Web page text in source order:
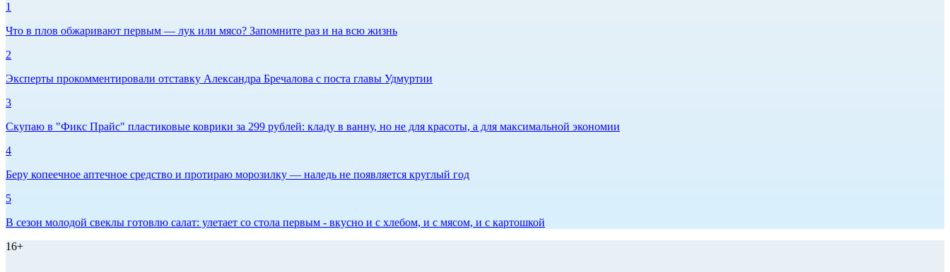
1
Что в плов обжаривают первым — лук или мясо? Запомните раз и на всю жизнь
2
Эксперты прокомментировали отставку Александра Бречалова с поста главы Удмуртии
3
Скупаю в "Фикс Прайс" пластиковые коврики за 299 рублей: кладу в ванну, но не для красоты, а для максимальной экономии
4
Беру копеечное аптечное средство и протираю морозилку — наледь не появляется круглый год
5
В сезон молодой свеклы готовлю салат: улетает со стола первым - вкусно и с хлебом, и с мясом, и с картошкой
16+